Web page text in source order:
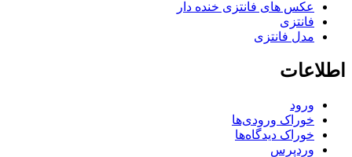
عکس های فانتزی خنده دار
فانتزی
مدل فانتزی
اطلاعات
ورود
خوراک ورودی‌ها
خوراک دیدگاه‌ها
وردپرس